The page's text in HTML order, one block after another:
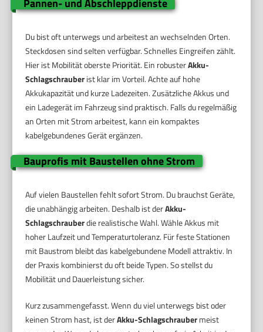
Pannen- und Abschleppdienste
Du bist oft unterwegs und arbeitest an wechselnden Orten.
Steckdosen sind selten verfügbar. Schnelles Eingreifen zählt.
Hier ist Mobilität oberste Priorität. Ein robusterAkku-
Schlagschrauberist klar im Vorteil. Achte auf hohe
Akkukapazität und kurze Ladezeiten. Zusätzliche Akkus und
ein Ladegerät im Fahrzeug sind praktisch. Falls du regelmäßig
an Orten mit Strom arbeitest, kann ein kompaktes
kabelgebundenes Gerät ergänzen.
Bauprofis mit Baustellen ohne Strom
Auf vielen Baustellen fehlt sofort Strom. Du brauchst Geräte,
die unabhängig arbeiten. Deshalb ist derAkku-
Schlagschrauberdie realistische Wahl. Wähle Akkus mit
hoher Laufzeit und Temperaturtoleranz. Für feste Stationen
mit Baustrom bleibt das kabelgebundene Modell attraktiv. In
der Praxis kombinierst du oft beide Typen. So stellst du
Mobilität und Dauerleistung sicher.
Kurz zusammengefasst. Wenn du viel unterwegs bist oder
keinen Strom hast, ist derAkku-Schlagschraubermeist